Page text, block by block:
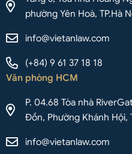
phường Yên Hoà, TP.Hà
info@vietanlaw.com
(+84) 9 61 37 18 18
Văn phòng HCM
P. 04.68 Tòa nhà
Đồn, Phường Khánh Hội,
info@vietanlaw.com